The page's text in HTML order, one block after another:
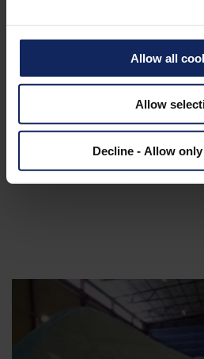
Allow all
Allow
Decline - Allow
MAGBOAT
Este vídeo se grabó en
muestra el despegado de
en la construcción de un